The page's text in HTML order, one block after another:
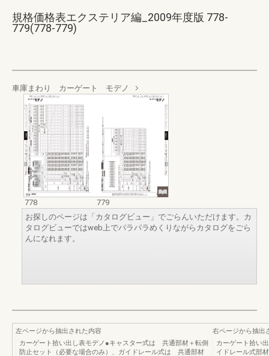
規格価格表エクステリア編_2009年度版 778-
779(778-779)
車庫まわり カーゲート モデノ
778
779
お探しのページは「カタログビュー」でごらんいただけます。カ
タログビューではweb上でパラパラめくりながらカタログをごら
んになれます。
左ページから抽出された内容
カーゲート拾い出し表モデノ●キャスター式は 共通部材＋転倒
防止セット（必要な場合のみ）、ガイドレール式は 共通部材
右ページから抽出
カーゲート拾い
イドレール式部